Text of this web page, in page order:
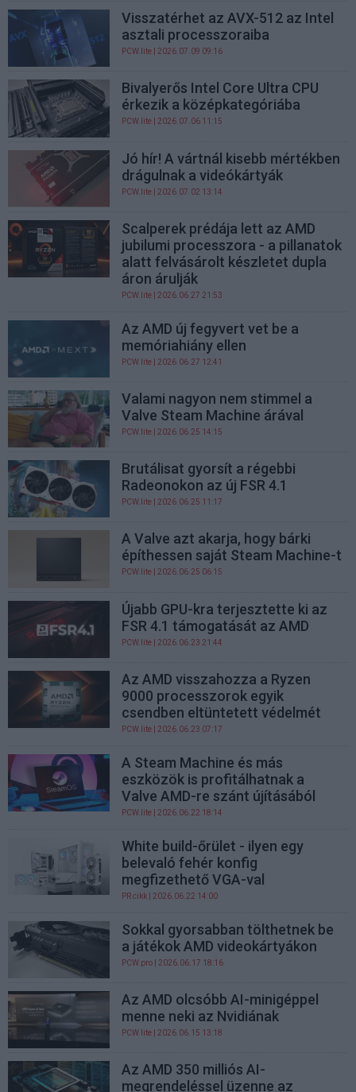
Visszatérhet az AVX-512 az Intel
asztali processzoraiba
PCW.lite | 2026.07.09 09:16
Bivalyerős Intel Core Ultra CPU
érkezik a középkategóriába
PCW.lite | 2026.07.06 11:15
Jó hír! A vártnál kisebb mértékben
drágulnak a videókártyák
PCW.lite | 2026.07.02 13:14
Scalperek prédája lett az AMD
jubilumi processzora - a pillanatok
alatt felvásárolt készletet dupla
áron árulják
PCW.lite | 2026.06.27 21:53
Az AMD új fegyvert vet be a
memóriahiány ellen
PCW.lite | 2026.06.27 12:41
Valami nagyon nem stimmel a
Valve Steam Machine árával
PCW.lite | 2026.06.25 14:15
Brutálisat gyorsít a régebbi
Radeonokon az új FSR 4.1
PCW.lite | 2026.06.25 11:17
A Valve azt akarja, hogy bárki
építhessen saját Steam Machine-t
PCW.lite | 2026.06.25 06:15
Újabb GPU-kra terjesztette ki az
FSR 4.1 támogatását az AMD
PCW.lite | 2026.06.23 21:44
Az AMD visszahozza a Ryzen
9000 processzorok egyik
csendben eltüntetett védelmét
PCW.lite | 2026.06.23 07:17
A Steam Machine és más
eszközök is profitálhatnak a
Valve AMD-re szánt újításából
PCW.lite | 2026.06.22 18:14
White build-őrület - ilyen egy
belevaló fehér konfig
megfizethető VGA-val
PR cikk | 2026.06.22 14:00
Sokkal gyorsabban tölthetnek be
a játékok AMD videokártyákon
PCW.pro | 2026.06.17 18:16
Az AMD olcsóbb AI-minigéppel
menne neki az Nvidiának
PCW.lite | 2026.06.15 13:18
Az AMD 350 milliós AI-
megrendeléssel üzenne az